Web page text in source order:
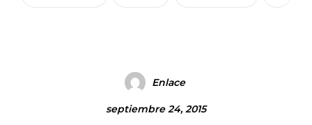
Enlace
septiembre 24, 2015